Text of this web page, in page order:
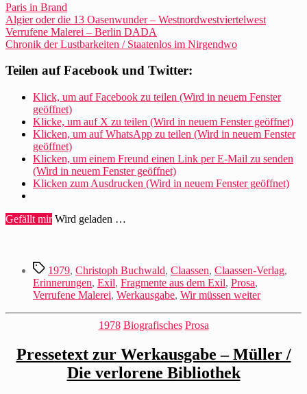
Paris in Brand
Algier oder die 13 Oasenwunder – Westnordwestviertelwest
Verrufene Malerei – Berlin DADA
Chronik der Lustbarkeiten / Staatenlos im Nirgendwo
Teilen auf Facebook und Twitter:
Klick, um auf Facebook zu teilen (Wird in neuem Fenster
geöffnet)
Klicke, um auf X zu teilen (Wird in neuem Fenster geöffnet)
Klicken, um auf WhatsApp zu teilen (Wird in neuem Fenster
geöffnet)
Klicken, um einem Freund einen Link per E-Mail zu senden
(Wird in neuem Fenster geöffnet)
Klicken zum Ausdrucken (Wird in neuem Fenster geöffnet)
Gefällt mir Wird geladen …
Schlagwörter
1979, Christoph Buchwald, Claassen, Claassen-Verlag,
Erinnerungen, Exil, Fragmente aus dem Exil, Prosa,
Verrufene Malerei, Werkausgabe, Wir müssen weiter
Kategorien
1978 Biografisches Prosa
Pressetext zur Werkausgabe – Müller /
Die verlorene Bibliothek